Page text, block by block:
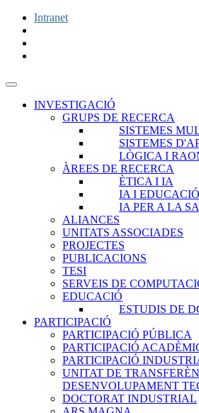
Intranet
INVESTIGACIÓ
GRUPS DE RECERCA
SISTEMES
SISTEMES
LÒGICA I
ÀREES DE RECERCA
ÈTICA I IA
IA I EDUCACIÓ
IA PER A LA
ALIANCES
UNITATS ASSOCIADES
PROJECTES
PUBLICACIONS
TESI
SERVEIS DE
EDUCACIÓ
ESTUDIS DE
PARTICIPACIÓ
PARTICIPACIÓ PÚBLICA
PARTICIPACIÓ
PARTICIPACIÓ
UNITAT DE
DESENVOLUPAMENT
DOCTORAT INDUSTRIAL